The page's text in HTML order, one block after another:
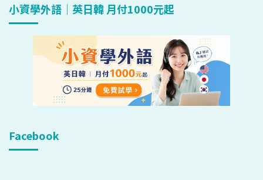
小資學外語｜英日韓 月付1000元起
Facebook